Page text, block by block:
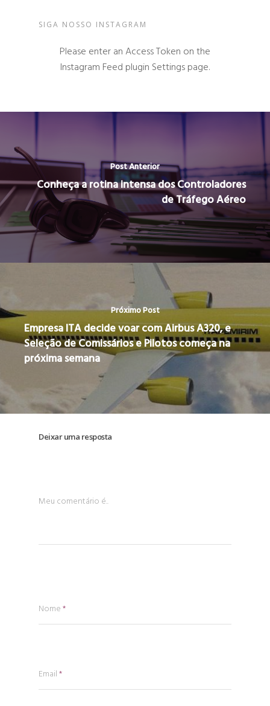
SIGA NOSSO INSTAGRAM
Please enter an Access Token on the
Instagram Feed plugin Settings page.
Post Anterior
Conheça a rotina intensa dos Controladores
de Tráfego Aéreo
Próximo Post
Empresa ITA decide voar com Airbus A320, e
Seleção de Comissários e Pilotos começa na
próxima semana
Deixar uma resposta
Meu comentário é..
Nome*
Email*